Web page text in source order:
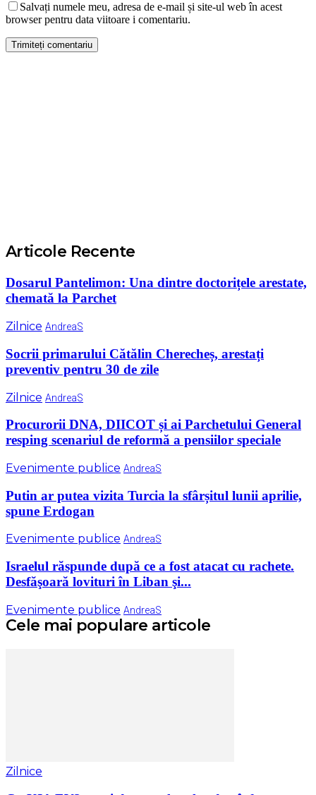
Salvați numele meu, adresa de e-mail și site-ul web în acest
browser pentru data viitoare i comentariu.
Articole Recente
Dosarul Pantelimon: Una dintre doctorițele arestate,
chemată la Parchet
Zilnice AndreaS
Socrii primarului Cătălin Cherecheș, arestați
preventiv pentru 30 de zile
Zilnice AndreaS
Procurorii DNA, DIICOT și ai Parchetului General
resping scenariul de reformă a pensiilor speciale
Evenimente publice AndreaS
Putin ar putea vizita Turcia la sfârșitul lunii aprilie,
spune Erdogan
Evenimente publice AndreaS
Israelul răspunde după ce a fost atacat cu rachete.
Desfăşoară lovituri în Liban şi...
Evenimente publice AndreaS
Cele mai populare articole
Zilnice